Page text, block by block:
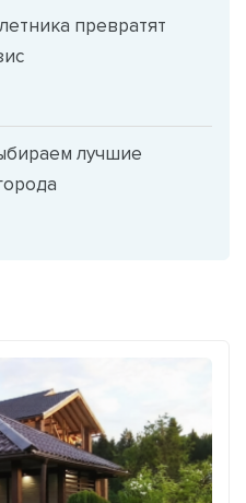
превратят
лучшие